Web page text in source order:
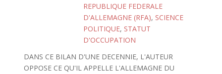
REPUBLIQUE FEDERALE
D'ALLEMAGNE (RFA), SCIENCE
POLITIQUE, STATUT
D'OCCUPATION
DANS CE BILAN D'UNE DECENNIE, L'AUTEUR
OPPOSE CE QU'IL APPELLE L'ALLEMAGNE DU